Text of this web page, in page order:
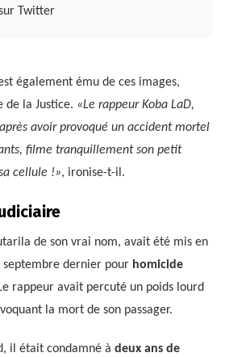
Twitter
également ému de ces images,
la Justice. «Le rappeur Koba LaD,
avoir provoqué un accident mortel
filme tranquillement son petit
cellule !», ironise-t-il.
de son vrai nom, avait été mis en
dernier pour homicide
rappeur avait percuté un poids lourd
la mort de son passager.
il était condamné à deux ans de